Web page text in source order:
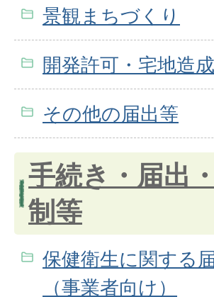
景観まちづくり
開発許可・宅地造成
その他の届出等
手続き・届出
制等
保健衛生に関する
（事業者向け）